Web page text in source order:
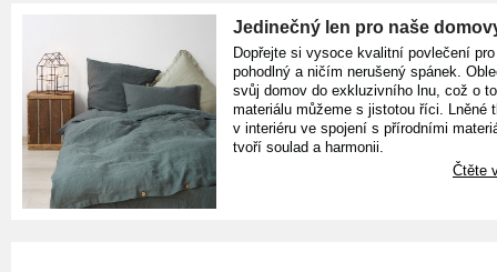
Jedinečný len pro naše
Dopřejte si vysoce kvalitní povlečení pro
pohodlný a ničím nerušený spánek.
svůj domov do exkluzivního lnu, což o
materiálu můžeme s jistotou říci. Lněné
v interiéru ve spojení s přírodními
tvoří soulad a harmonii.
Čtěte